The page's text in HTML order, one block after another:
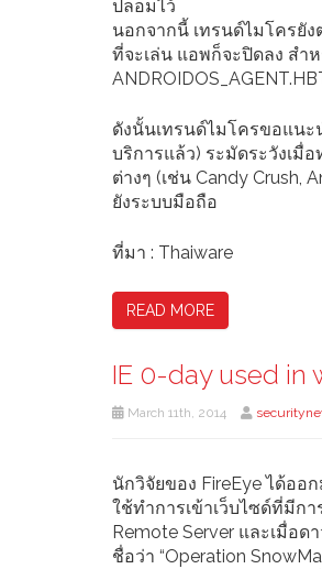
ปลอมไว้
นอกจากนี้ เทรนด์ไมโครยัง
ที่จะเล่น แอพก็จะปิดลง สำ
ดังนั้นเทรนด์ไมโครขอแนะ
บริการแล้ว) ระมัดระวังเมื่
ต่างๆ (เช่น Candy Crush,
ยังระบบมือถือ
ที่มา : Thaiware
READ MORE
IE 0-day used in
March 11th, 2014
นักวิจัยของ FireEye ได้ออ
ใช้ทำการเข้าเว็บไซด์ที่มีก
Remote Server และเมื่อ
ชื่อว่า “Operation